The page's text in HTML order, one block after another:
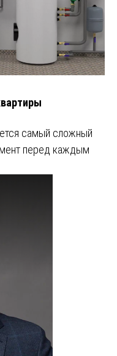
самый сложный
перед каждым